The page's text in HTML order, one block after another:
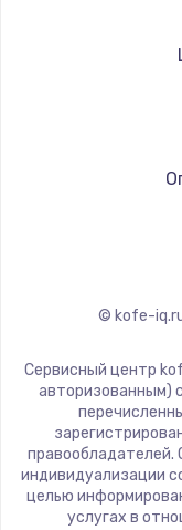
Ремонт
© kofe-
Сервисный центр
авторизованным)
правообладателей.
индивидуализации
целью
услугах в